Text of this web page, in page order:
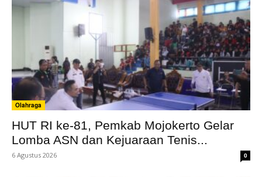
Olahraga
HUT RI ke-81, Pemkab Mojokerto Gelar
Lomba ASN dan Kejuaraan Tenis...
6 Agustus 2026 0